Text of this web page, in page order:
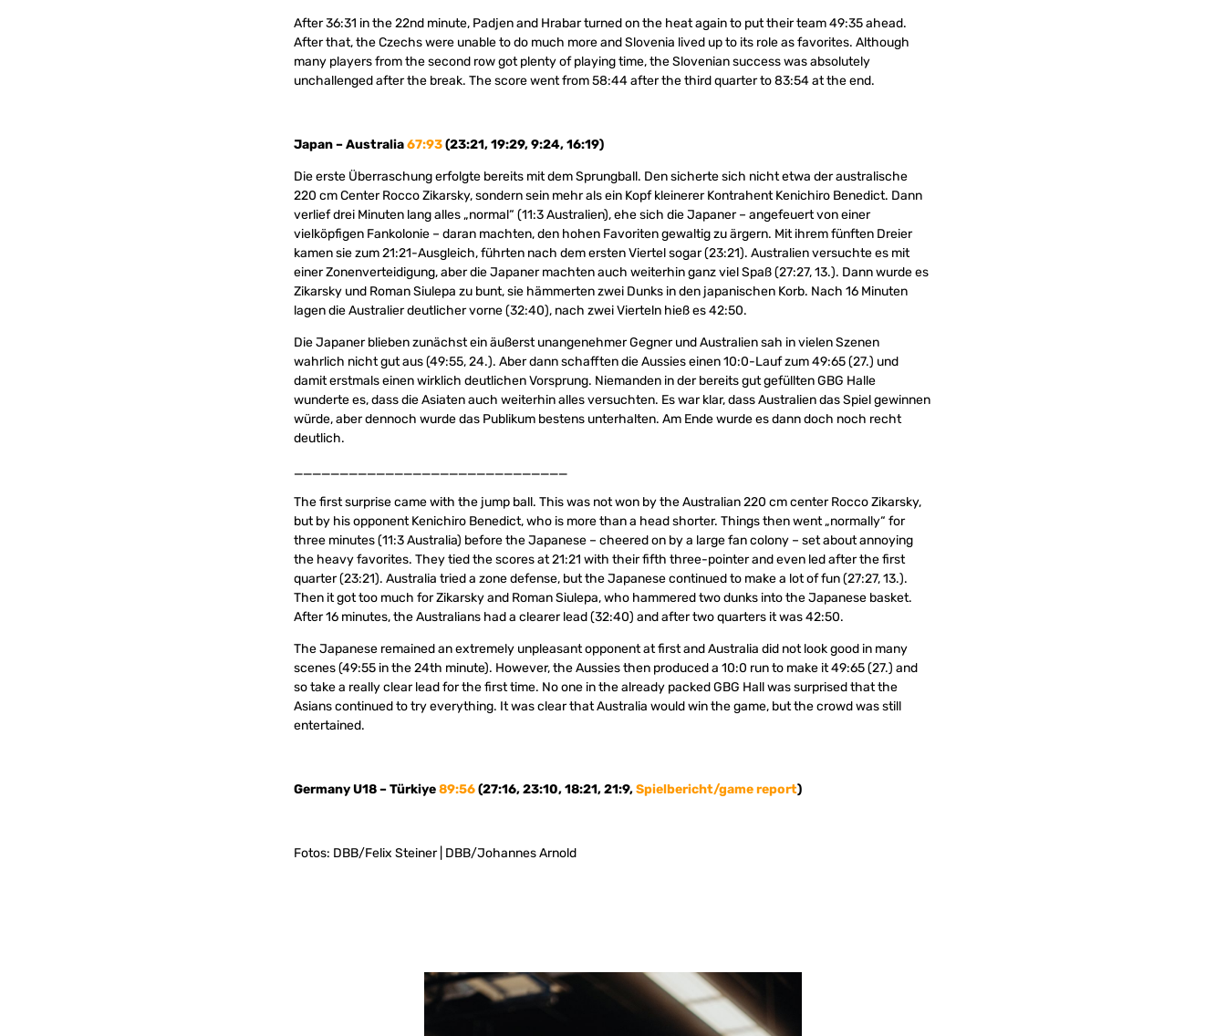
After 36:31 in the 22nd minute, Padjen and Hrabar turned on the heat again to put their team 49:35 ahead.
After that, the Czechs were unable to do much more and Slovenia lived up to its role as favorites. Although
many players from the second row got plenty of playing time, the Slovenian success was absolutely
unchallenged after the break. The score went from 58:44 after the third quarter to 83:54 at the end.
Japan – Australia67:93(23:21, 19:29, 9:24, 16:19)
Die erste Überraschung erfolgte bereits mit dem Sprungball. Den sicherte sich nicht etwa der australische
220 cm Center Rocco Zikarsky, sondern sein mehr als ein Kopf kleinerer Kontrahent Kenichiro Benedict. Dann
verlief drei Minuten lang alles „normal“ (11:3 Australien), ehe sich die Japaner – angefeuert von einer
vielköpfigen Fankolonie – daran machten, den hohen Favoriten gewaltig zu ärgern. Mit ihrem fünften Dreier
kamen sie zum 21:21-Ausgleich, führten nach dem ersten Viertel sogar (23:21). Australien versuchte es mit
einer Zonenverteidigung, aber die Japaner machten auch weiterhin ganz viel Spaß (27:27, 13.). Dann wurde es
Zikarsky und Roman Siulepa zu bunt, sie hämmerten zwei Dunks in den japanischen Korb. Nach 16 Minuten
lagen die Australier deutlicher vorne (32:40), nach zwei Vierteln hieß es 42:50.
Die Japaner blieben zunächst ein äußerst unangenehmer Gegner und Australien sah in vielen Szenen
wahrlich nicht gut aus (49:55, 24.). Aber dann schafften die Aussies einen 10:0-Lauf zum 49:65 (27.) und
damit erstmals einen wirklich deutlichen Vorsprung. Niemanden in der bereits gut gefüllten GBG Halle
wunderte es, dass die Asiaten auch weiterhin alles versuchten. Es war klar, dass Australien das Spiel gewinnen
würde, aber dennoch wurde das Publikum bestens unterhalten. Am Ende wurde es dann doch noch recht
deutlich.
______________________________
The first surprise came with the jump ball. This was not won by the Australian 220 cm center Rocco Zikarsky,
but by his opponent Kenichiro Benedict, who is more than a head shorter. Things then went „normally“ for
three minutes (11:3 Australia) before the Japanese – cheered on by a large fan colony – set about annoying
the heavy favorites. They tied the scores at 21:21 with their fifth three-pointer and even led after the first
quarter (23:21). Australia tried a zone defense, but the Japanese continued to make a lot of fun (27:27, 13.).
Then it got too much for Zikarsky and Roman Siulepa, who hammered two dunks into the Japanese basket.
After 16 minutes, the Australians had a clearer lead (32:40) and after two quarters it was 42:50.
The Japanese remained an extremely unpleasant opponent at first and Australia did not look good in many
scenes (49:55 in the 24th minute). However, the Aussies then produced a 10:0 run to make it 49:65 (27.) and
so take a really clear lead for the first time. No one in the already packed GBG Hall was surprised that the
Asians continued to try everything. It was clear that Australia would win the game, but the crowd was still
entertained.
Germany U18 – Türkiye89:56(27:16, 23:10, 18:21, 21:9,Spielbericht/game report)
Fotos: DBB/Felix Steiner | DBB/Johannes Arnold